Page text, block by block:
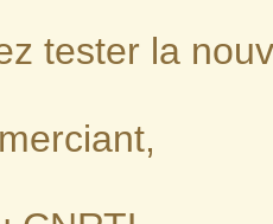
tester la